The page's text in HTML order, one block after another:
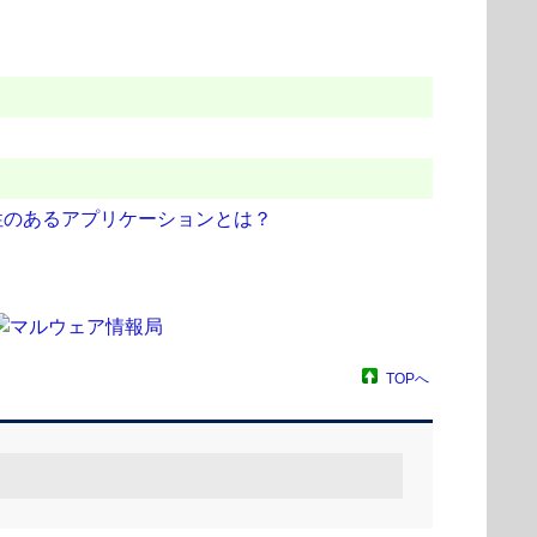
あるアプリケーションとは？
TOPへ